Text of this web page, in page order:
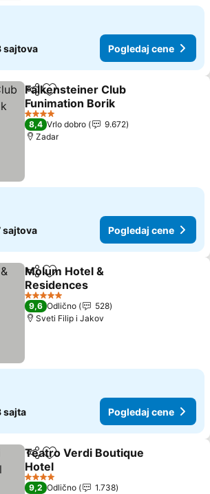
sajtova Pogledaj cene
Deli Dodati u favorite
Falkensteiner Club
Funimation Borik
4 Zvezdice
8,4 Vrlo dobro
9.672
Zadar
sajtova Pogledaj cene
Deli Dodati u favorite
Molum Hotel &
Residences
5 Zvezdice
9,6 Odlično
528
Sveti Filip i Jakov
sajta Pogledaj cene
Deli Dodati u favorite
Teatro Verdi Boutique
Hotel
4 Zvezdice
9,2 Odlično
1.738